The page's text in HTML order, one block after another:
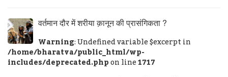
वर्तमान दौर में शरीया क़ानून की प्रासंगिकता ?
Warning: Undefined variable $excerpt in
/home/bharatva/public_html/wp-
includes/deprecated.phpon line1717